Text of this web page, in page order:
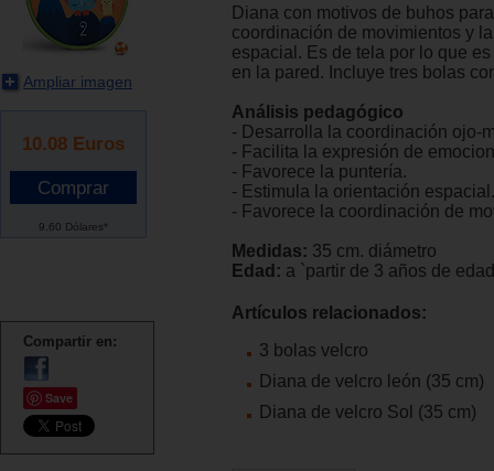
Ampliar imagen
10.08 Euros
9.60 Dólares*
Compartir en:
Save
Diana con motivos de buhos
coordinación de movimientos y
espacial. Es de tela por lo que
en la pared. Incluye tres bolas
Análisis pedagógico
- Desarrolla la coordinación ojo-
- Facilita la expresión de
- Favorece la puntería.
- Estimula la orientación espacial.
- Favorece la coordinación de
Medidas: 35 cm. diámetro
Edad: a `partir de 3 años de
Artículos relacionados:
3 bolas velcro
Diana de velcro león (35 cm)
Diana de velcro Sol (35 cm)